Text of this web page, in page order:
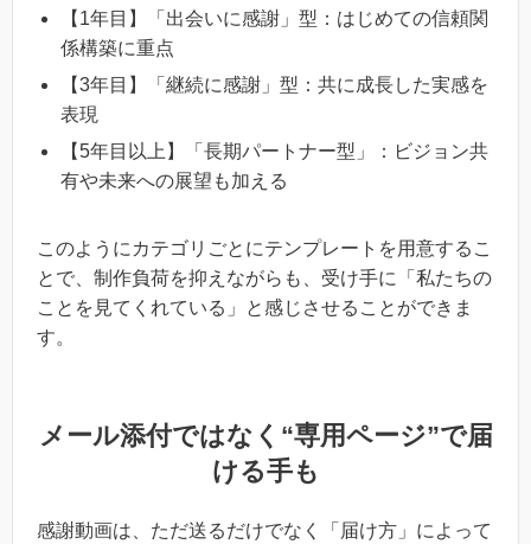
【1年目】「出会いに感謝」型：はじめての信頼関
係構築に重点
【3年目】「継続に感謝」型：共に成長した実感を
表現
【5年目以上】「長期パートナー型」：ビジョン共
有や未来への展望も加える
このようにカテゴリごとにテンプレートを用意するこ
とで、制作負荷を抑えながらも、受け手に「私たちの
ことを見てくれている」と感じさせることができま
す。
メール添付ではなく“専用ページ”で届
ける手も
感謝動画は、ただ送るだけでなく「届け方」によって